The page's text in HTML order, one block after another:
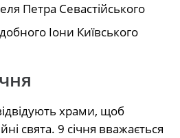
Петра Севастійського
Іони Київського
храми, щоб
свята. 9 січня вважається